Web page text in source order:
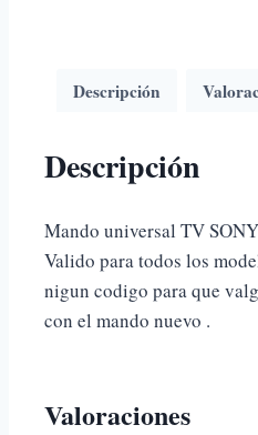
Descripción
Descripción
Mando universal TV SONY
Valido para todos los
nigun codigo para que
con el mando nuevo .
Valoraciones